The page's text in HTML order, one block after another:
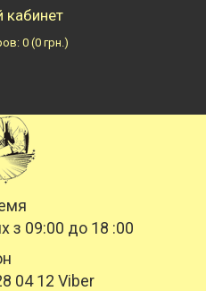
кабинет
0 (0 грн.)
з 09:00 до 18 :00
04 12 Viber